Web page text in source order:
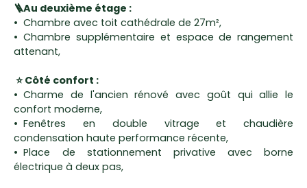
🪜Au deuxième étage :
Chambre avec toit cathédrale de 27m²,
Chambre supplémentaire et espace de rangement
attenant,
⭐ Côté confort :
Charme de l'ancien rénové avec goût qui allie le
confort moderne,
Fenêtres en double vitrage et chaudière
condensation haute performance récente,
Place de stationnement privative avec borne
électrique à deux pas,